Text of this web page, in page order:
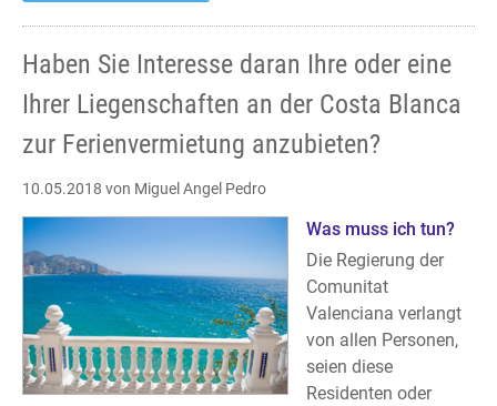
Haben Sie Interesse daran Ihre oder eine
Ihrer Liegenschaften an der Costa Blanca
zur Ferienvermietung anzubieten?
10.05.2018 von Miguel Angel Pedro
Was muss ich tun?
Die Regierung der
Comunitat
Valenciana verlangt
von allen Personen,
seien diese
Residenten oder